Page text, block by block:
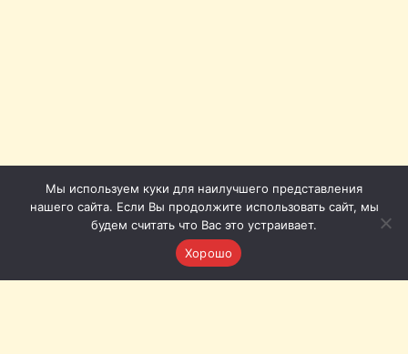
Мы используем куки для наилучшего представления
нашего сайта. Если Вы продолжите использовать сайт, мы
будем считать что Вас это устраивает.
Хорошо